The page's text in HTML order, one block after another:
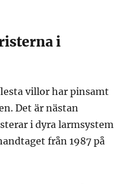
i
villor har pinsamt
Det är nästan
i dyra larmsystem
från 1987 på